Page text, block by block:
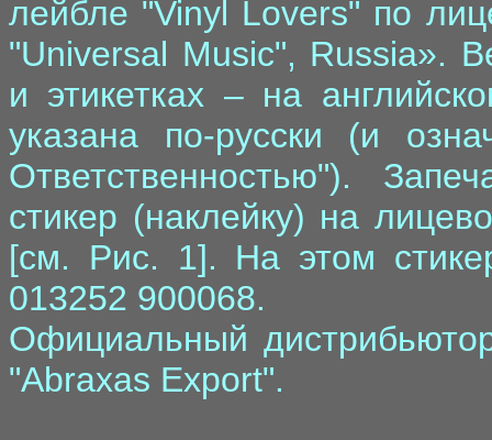
лейбле "Vinyl Lovers" по
"Universal Music", Russia».
и этикетках – на
указана по-русски (и
Ответственностью").
стикер (наклейку) на
[см. Рис. 1]. На этом
013252 900068.
Официальный
"Abraxas Export".